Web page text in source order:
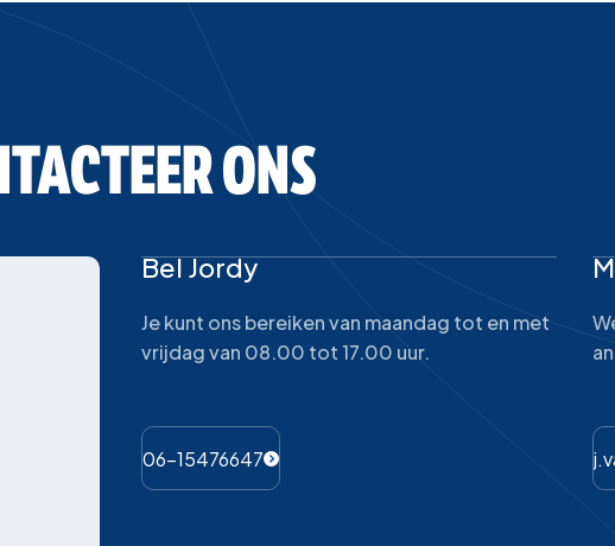
ONS
Bel Jordy
Je kunt ons bereiken van maandag tot en met
vrijdag van 08.00 tot 17.00 uur.
06-15476647